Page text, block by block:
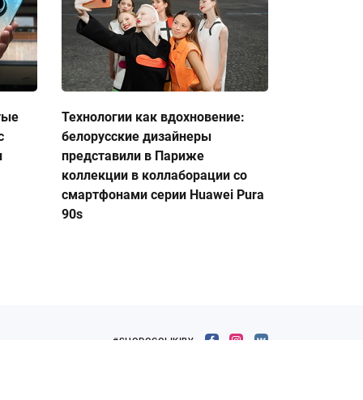
Технологии как вдохновение:
белорусские дизайнеры
представили в Париже
коллекции в коллаборации со
смартфонами серии Huawei Pura
90s
#SHOPOGOLIKIBY